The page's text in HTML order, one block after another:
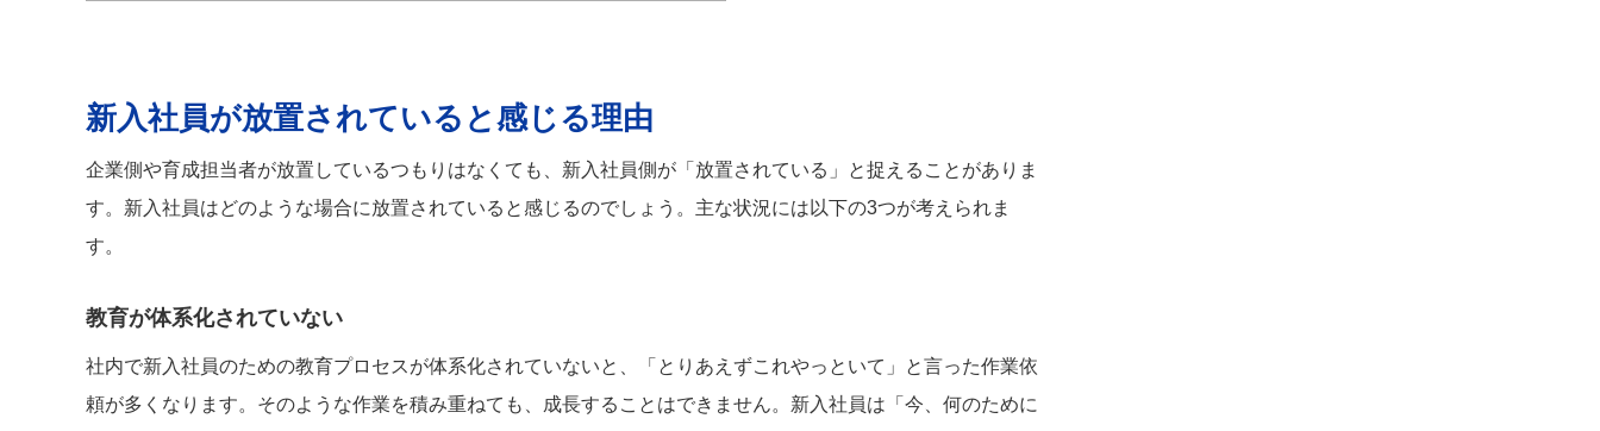
新入社員が放置されていると感じる理由
企業側や育成担当者が放置しているつもりはなくても、新入社員側が「放置されている」と捉えることがありま
す。新入社員はどのような場合に放置されていると感じるのでしょう。主な状況には以下の3つが考えられま
す。
教育が体系化されていない
社内で新入社員のための教育プロセスが体系化されていないと、「とりあえずこれやっといて」と言った作業依
頼が多くなります。そのような作業を積み重ねても、成長することはできません。新入社員は「今、何のために